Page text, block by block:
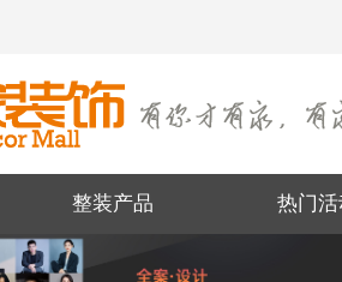
整装产品 热门活